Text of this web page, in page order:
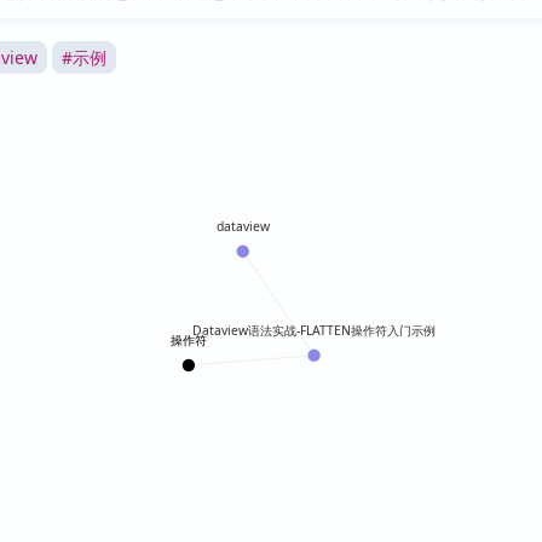
#示例
dataview
Dataview语法实战-FLATTEN操作符入门示例
操作符